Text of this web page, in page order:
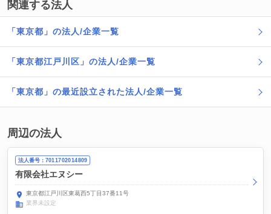
関連する法人
「東京都」の法人/企業一覧
「東京都江戸川区」の法人/企業一覧
「東京都」の最近設立された法人/企業一覧
周辺の法人
法人番号：7011702014809
有限会社エヌシー
東京都江戸川区東葛西5丁目37番11号
業界未設定